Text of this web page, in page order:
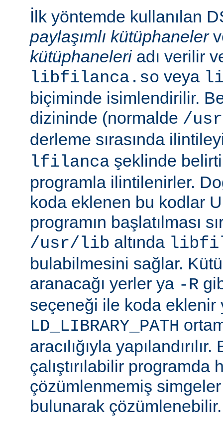
İlk yöntemde kullanılan
paylaşımlı kütüphaneler
kütüphaneleriadı verilir
libfilanca.so veya
biçiminde isimlendirilir.
dizininde (normalde /
derleme sırasında
lfilanca şeklinde
programla ilintilenirler.
koda eklenen bu kodlar
programın başlatılması
/usr/lib altında
bulabilmesini sağlar.
aranacağı yerler ya -R
seçeneği ile koda eklenir
LD_LIBRARY_PATH
aracılığıyla
çalıştırılabilir programda
çözümlenmemiş
bulunarak çözümlenebilir.